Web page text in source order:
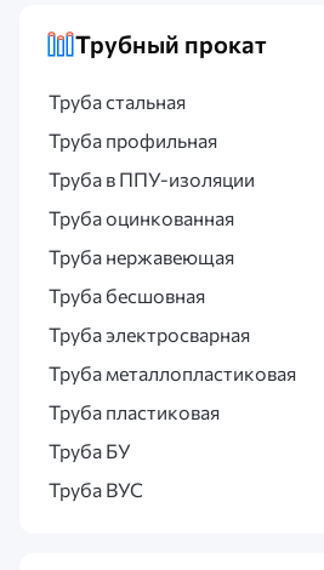
Трубный прокат
Труба стальная
Труба профильная
Труба в ППУ-изоляции
Труба оцинкованная
Труба нержавеющая
Труба бесшовная
Труба электросварная
Труба металлопластиковая
Труба пластиковая
Труба БУ
Труба ВУС